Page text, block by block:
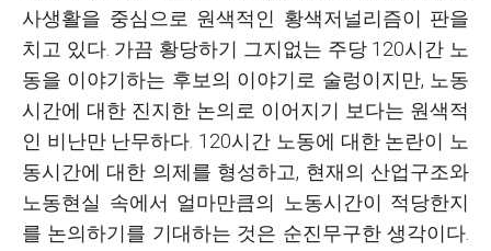
사생활을 중심으로 원색적인 황색저널리즘이 판을
치고 있다. 가끔 황당하기 그지없는 주당 120시간 노
동을 이야기하는 후보의 이야기로 술렁이지만, 노동
시간에 대한 진지한 논의로 이어지기 보다는 원색적
인 비난만 난무하다. 120시간 노동에 대한 논란이 노
동시간에 대한 의제를 형성하고, 현재의 산업구조와
노동현실 속에서 얼마만큼의 노동시간이 적당한지
를 논의하기를 기대하는 것은 순진무구한 생각이다.